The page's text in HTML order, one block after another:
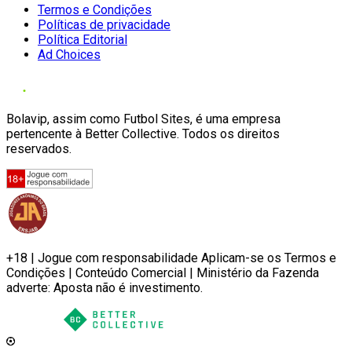
Termos e Condições
Políticas de privacidade
Política Editorial
Ad Choices
Bolavip, assim como Futbol Sites, é uma empresa
pertencente à Better Collective. Todos os direitos
reservados.
+18 | Jogue com responsabilidade Aplicam-se os Termos e
Condições | Conteúdo Comercial | Ministério da Fazenda
adverte: Aposta não é investimento.